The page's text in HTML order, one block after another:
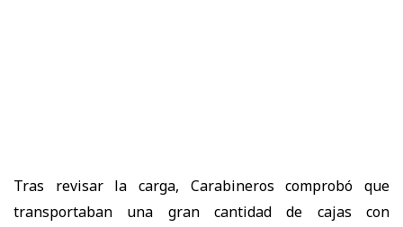
Tras revisar la carga, Carabineros comprobó que
transportaban una gran cantidad de cajas con